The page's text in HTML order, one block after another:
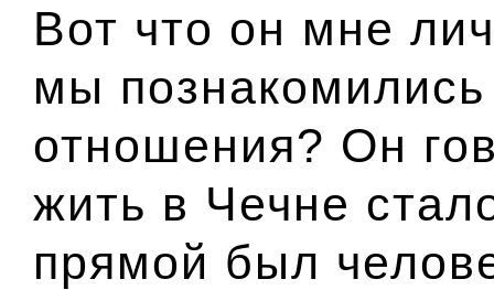
Вот что он мне
мы
отношения? Он
жить в Чечне
прямой был